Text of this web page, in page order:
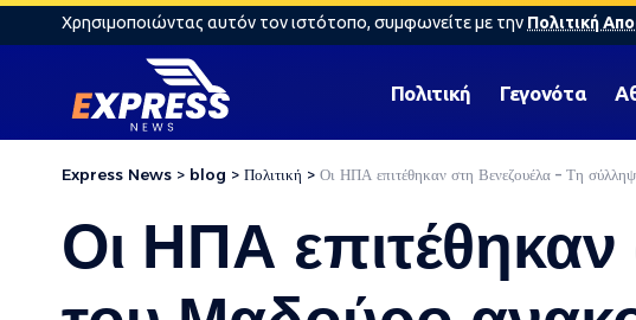
Χρησιμοποιώντας αυτόν τον ιστότοπο, συμφωνείτε με την Πολιτική
Πολιτική Γεγονότα
Express News > blog > Πολιτική > Οι ΗΠΑ επιτέθηκαν στη Βενεζουέλα – Τη
Οι ΗΠΑ